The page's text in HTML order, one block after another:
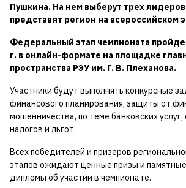
Пушкина. На нем выберут трех
представят регион на всероссийском
Федеральный этап чемпионата
г. в онлайн-формате на площадке
пространства РЭУ им. Г. В. Плеханова.
Участники будут выполнять конкурсные
финансового планирования, защиты от
мошенничества, по теме банковских услуг,
налогов и льгот.
Всех победителей и призеров
этапов ожидают ценные призы и
дипломы об участии в чемпионате.